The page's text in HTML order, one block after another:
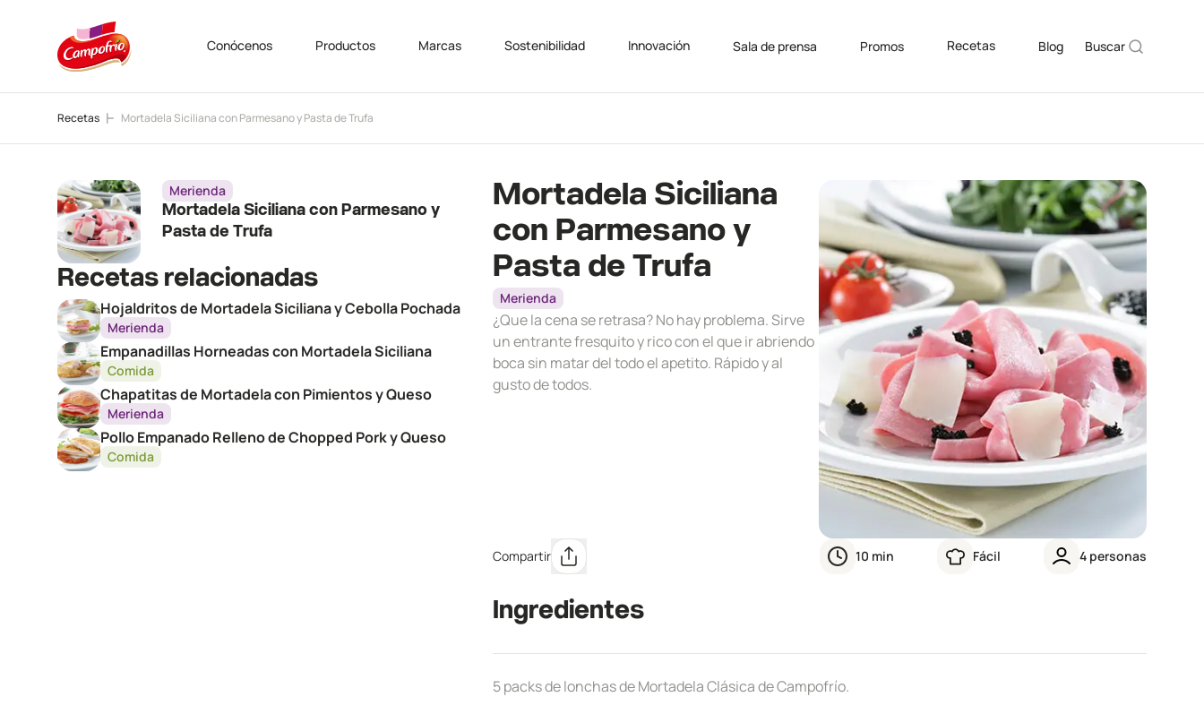
Conócenos Productos Marcas Sostenibilidad Innovación Sala de prensa Promos Recetas Blog Buscar
Recetas Mortadela Siciliana con Parmesano y Pasta de Trufa
Merienda
Mortadela Siciliana con Parmesano y
Pasta de Trufa
Recetas relacionadas
Hojaldritos de Mortadela Siciliana y Cebolla Pochada
Merienda
Empanadillas Horneadas con Mortadela Siciliana
Comida
Chapatitas de Mortadela con Pimientos y Queso
Merienda
Pollo Empanado Relleno de Chopped Pork y Queso
Comida
Mortadela Siciliana
con Parmesano y
Pasta de Trufa
Merienda
¿Que la cena se retrasa? No hay problema. Sirve
un entrante fresquito y rico con el que ir abriendo
boca sin matar del todo el apetito. Rápido y al
gusto de todos.
Compartir 10 min Fácil 4 personas
Ingredientes
5 packs de lonchas de Mortadela Clásica de Campofrío.